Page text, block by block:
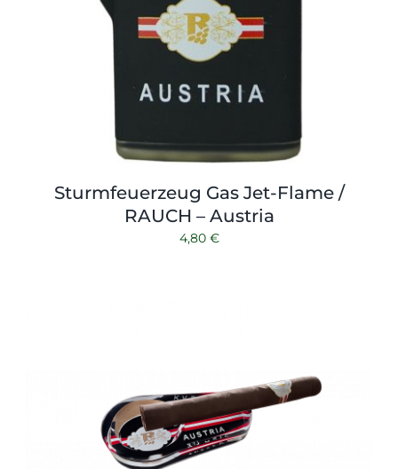
Sturmfeuerzeug Gas Jet-Flame /
RAUCH – Austria
4,80 €